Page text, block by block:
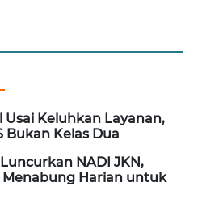
Usai Keluhkan Layanan,
Bukan Kelas Dua
NADI JKN,
Menabung Harian untuk